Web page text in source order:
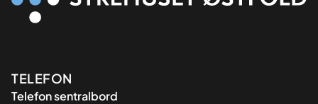
Kontaktinformasjon
TELEFON
Telefon sentralbord